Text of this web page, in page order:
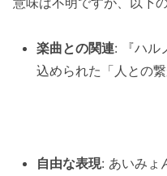
楽曲との関連: 『ハル
込められた「人との
自由な表現: あいみょ